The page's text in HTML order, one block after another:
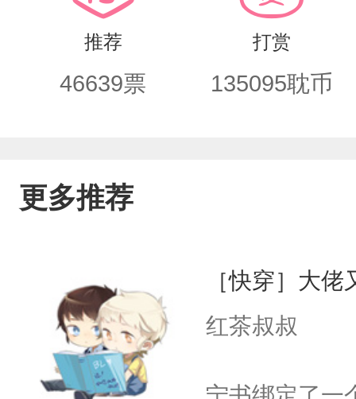
推荐
46639票
打赏
135095耽币
更多推荐
［快穿］大
红茶叔叔